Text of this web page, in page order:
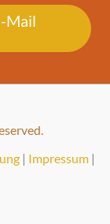
Mail
| Impressum |